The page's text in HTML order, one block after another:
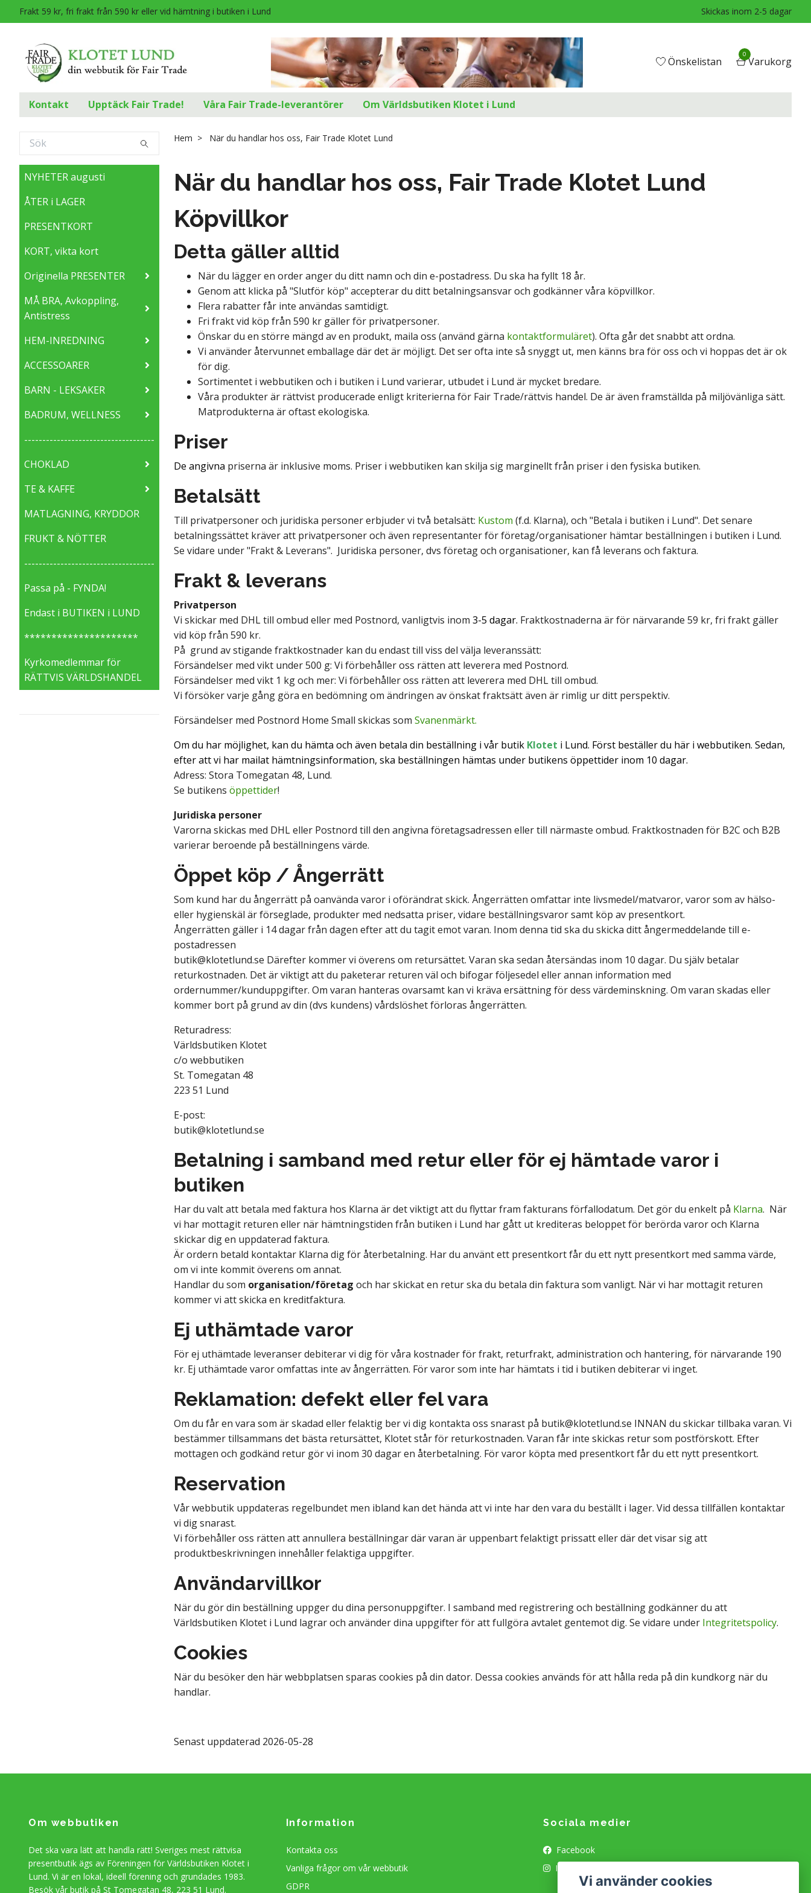
Frakt 59 kr, fri frakt från 590 kr eller vid hämtning i butiken i Lund Skickas inom 2-5 dagar
Önskelistan
0
Varukorg
Kontakt Upptäck Fair Trade! Våra Fair Trade-leverantörer Om Världsbutiken Klotet i Lund
NYHETER augusti
ÅTER i LAGER
PRESENTKORT
KORT, vikta kort
Originella PRESENTER
MÅ BRA, Avkoppling,
Antistress
HEM-INREDNING
ACCESSOARER
BARN - LEKSAKER
BADRUM, WELLNESS
------------------------------------
CHOKLAD
TE & KAFFE
MATLAGNING, KRYDDOR
FRUKT & NÖTTER
------------------------------------
Passa på - FYNDA!
Endast i BUTIKEN i LUND
*********************
Kyrkomedlemmar för
RÄTTVIS VÄRLDSHANDEL
Hem När du handlar hos oss, Fair Trade Klotet Lund
När du handlar hos oss, Fair Trade Klotet Lund
Köpvillkor
Detta gäller alltid
När du lägger en order anger du ditt namn och din e-postadress. Du ska ha fyllt 18 år.
Genom att klicka på "Slutför köp" accepterar du ditt betalningsansvar och godkänner våra köpvillkor.
Flera rabatter får inte användas samtidigt.
Fri frakt vid köp från 590 kr gäller för privatpersoner.
Önskar du en större mängd av en produkt, maila oss (använd gärna kontaktformuläret). Ofta går det snabbt att ordna.
Vi använder återvunnet emballage där det är möjligt. Det ser ofta inte så snyggt ut, men känns bra för oss och vi hoppas det är ok
för dig.
Sortimentet i webbutiken och i butiken i Lund varierar, utbudet i Lund är mycket bredare.
Våra produkter är rättvist producerade enligt kriterierna för Fair Trade/rättvis handel. De är även framställda på miljövänliga sätt.
Matprodukterna är oftast ekologiska.
Priser
De angivna priserna är inklusive moms. Priser i webbutiken kan skilja sig marginellt från priser i den fysiska butiken.
Betalsätt
Till privatpersoner och juridiska personer erbjuder vi två betalsätt: Kustom (f.d. Klarna), och "Betala i butiken i Lund". Det senare
betalningssättet kräver att privatpersoner och även representanter för företag/organisationer hämtar beställningen i butiken i Lund.
Se vidare under "Frakt & Leverans". Juridiska personer, dvs företag och organisationer, kan få leverans och faktura.
Frakt & leverans
Privatperson
Vi skickar med DHL till ombud eller med Postnord, vanligtvis inom 3-5 dagar. Fraktkostnaderna är för närvarande 59 kr, fri frakt gäller
vid köp från 590 kr.
På grund av stigande fraktkostnader kan du endast till viss del välja leveranssätt:
Försändelser med vikt under 500 g: Vi förbehåller oss rätten att leverera med Postnord.
Försändelser med vikt 1 kg och mer: Vi förbehåller oss rätten att leverera med DHL till ombud.
Vi försöker varje gång göra en bedömning om ändringen av önskat fraktsätt även är rimlig ur ditt perspektiv.
Försändelser med Postnord Home Small skickas som Svanenmärkt.
Om du har möjlighet, kan du hämta och även betala din beställning i vår butik Klotet i Lund. Först beställer du här i webbutiken. Sedan,
efter att vi har mailat hämtningsinformation, ska beställningen hämtas under butikens öppettider inom 10 dagar.
Adress: Stora Tomegatan 48, Lund.
Se butikens öppettider!
Juridiska personer
Varorna skickas med DHL eller Postnord till den angivna företagsadressen eller till närmaste ombud. Fraktkostnaden för B2C och B2B
varierar beroende på beställningens värde.
Öppet köp / Ångerrätt
Som kund har du ångerrätt på oanvända varor i oförändrat skick. Ångerrätten omfattar inte livsmedel/matvaror, varor som av hälso-
eller hygienskäl är förseglade, produkter med nedsatta priser, vidare beställningsvaror samt köp av presentkort.
Ångerrätten gäller i 14 dagar från dagen efter att du tagit emot varan. Inom denna tid ska du skicka ditt ångermeddelande till e-
postadressen
butik@klotetlund.se Därefter kommer vi överens om retursättet. Varan ska sedan återsändas inom 10 dagar. Du själv betalar
returkostnaden. Det är viktigt att du paketerar returen väl och bifogar följesedel eller annan information med
ordernummer/kunduppgifter. Om varan hanteras ovarsamt kan vi kräva ersättning för dess värdeminskning. Om varan skadas eller
kommer bort på grund av din (dvs kundens) vårdslöshet förloras ångerrätten.
Returadress:
Världsbutiken Klotet
c/o webbutiken
St. Tomegatan 48
223 51 Lund
E-post:
butik@klotetlund.se
Betalning i samband med retur eller för ej hämtade varor i
butiken
Har du valt att betala med faktura hos Klarna är det viktigt att du flyttar fram fakturans förfallodatum. Det gör du enkelt på Klarna. När
vi har mottagit returen eller när hämtningstiden från butiken i Lund har gått ut krediteras beloppet för berörda varor och Klarna
skickar dig en uppdaterad faktura.
Är ordern betald kontaktar Klarna dig för återbetalning. Har du använt ett presentkort får du ett nytt presentkort med samma värde,
om vi inte kommit överens om annat.
Handlar du som organisation/företag och har skickat en retur ska du betala din faktura som vanligt. När vi har mottagit returen
kommer vi att skicka en kreditfaktura.
Ej uthämtade varor
För ej uthämtade leveranser debiterar vi dig för våra kostnader för frakt, returfrakt, administration och hantering, för närvarande 190
kr. Ej uthämtade varor omfattas inte av ångerrätten. För varor som inte har hämtats i tid i butiken debiterar vi inget.
Reklamation: defekt eller fel vara
Om du får en vara som är skadad eller felaktig ber vi dig kontakta oss snarast på butik@klotetlund.se INNAN du skickar tillbaka varan. Vi
bestämmer tillsammans det bästa retursättet, Klotet står för returkostnaden. Varan får inte skickas retur som postförskott. Efter
mottagen och godkänd retur gör vi inom 30 dagar en återbetalning. För varor köpta med presentkort får du ett nytt presentkort.
Reservation
Vår webbutik uppdateras regelbundet men ibland kan det hända att vi inte har den vara du beställt i lager. Vid dessa tillfällen kontaktar
vi dig snarast.
Vi förbehåller oss rätten att annullera beställningar där varan är uppenbart felaktigt prissatt eller där det visar sig att
produktbeskrivningen innehåller felaktiga uppgifter.
Användarvillkor
När du gör din beställning uppger du dina personuppgifter. I samband med registrering och beställning godkänner du att
Världsbutiken Klotet i Lund lagrar och använder dina uppgifter för att fullgöra avtalet gentemot dig. Se vidare under Integritetspolicy.
Cookies
När du besöker den här webbplatsen sparas cookies på din dator. Dessa cookies används för att hålla reda på din kundkorg när du
handlar.
Senast uppdaterad 2026-05-28
Om webbutiken
Det ska vara lätt att handla rätt! Sveriges mest rättvisa
presentbutik ägs av Föreningen för Världsbutiken Klotet i
Lund. Vi är en lokal, ideell förening och grundades 1983.
Besök vår butik på St Tomegatan 48, 223 51 Lund.
Information
Kontakta oss
Vanliga frågor om vår webbutik
GDPR
Sociala medier
Facebook
Instagram
Vi använder cookies